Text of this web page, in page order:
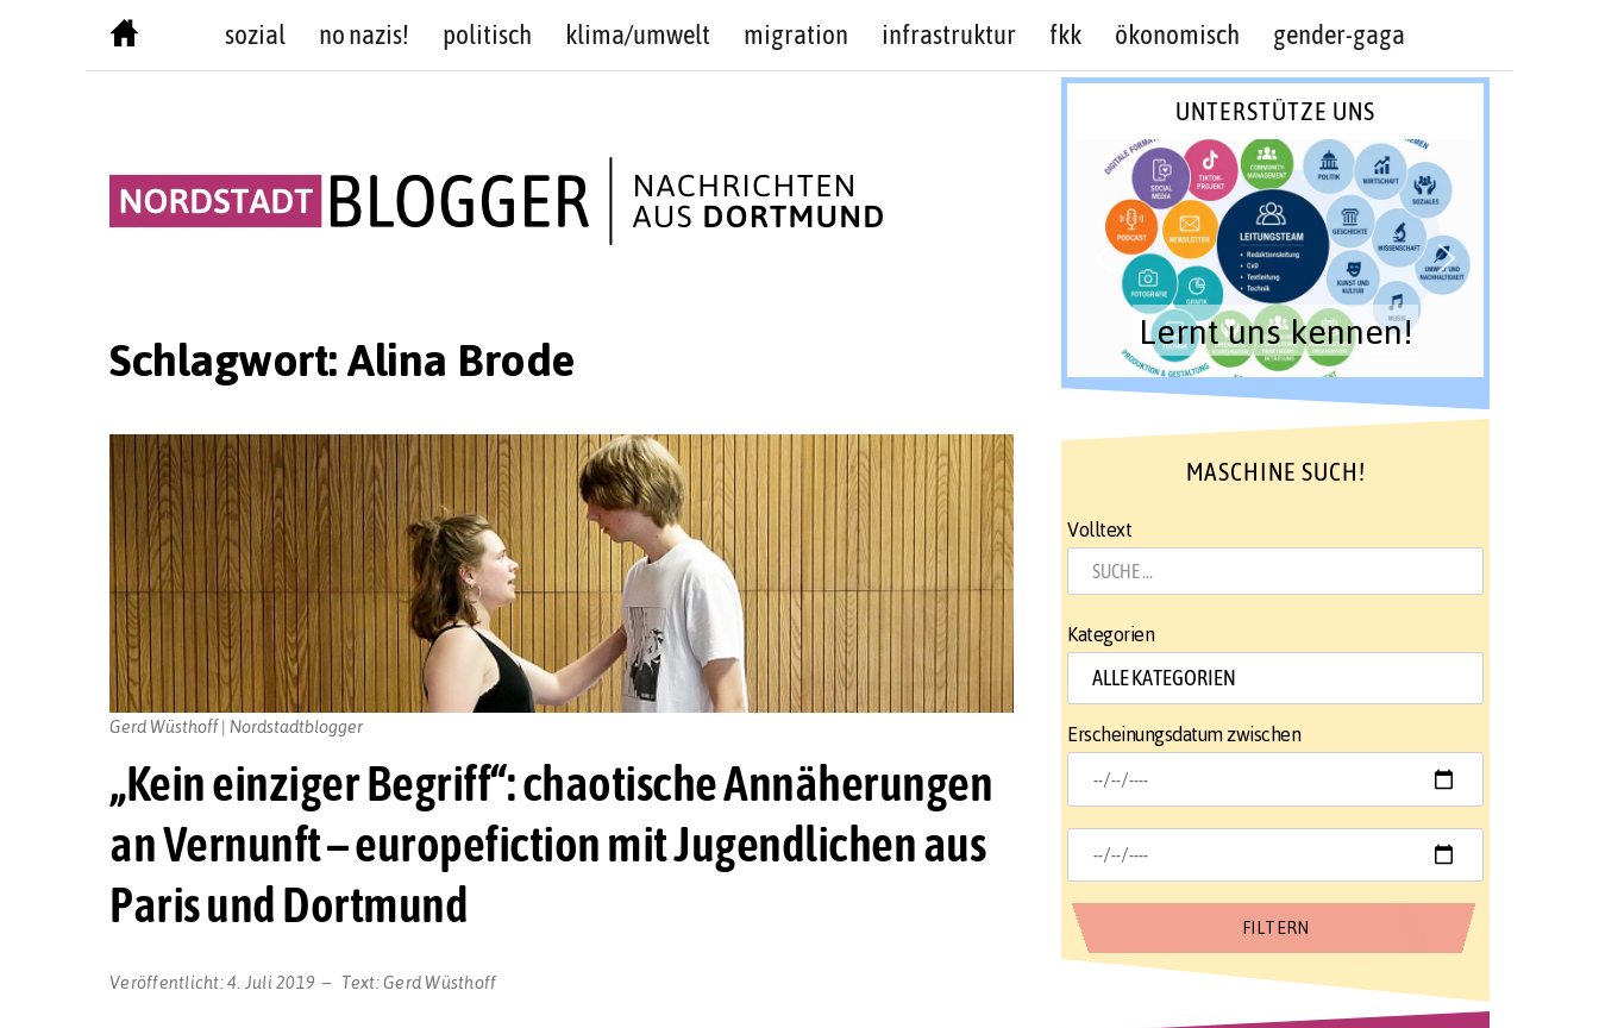
sozial no nazis! politisch klima/umwelt migration infrastruktur fkk ökonomisch gender-gaga
Schlagwort:Alina Brode
„Kein einziger Begriff“: chaotische Annäherungen
an Vernunft – europefiction mit Jugendlichen aus
Paris und Dortmund
Veröffentlicht:4. Juli 2019 Text:Gerd Wüsthoff
Gerd Wüsthoff | Nordstadtblogger
UNTERSTÜTZE UNS
Lernt uns kennen!
MASCHINE SUCH!
Volltext
Kategorien
Erscheinungsdatum zwischen